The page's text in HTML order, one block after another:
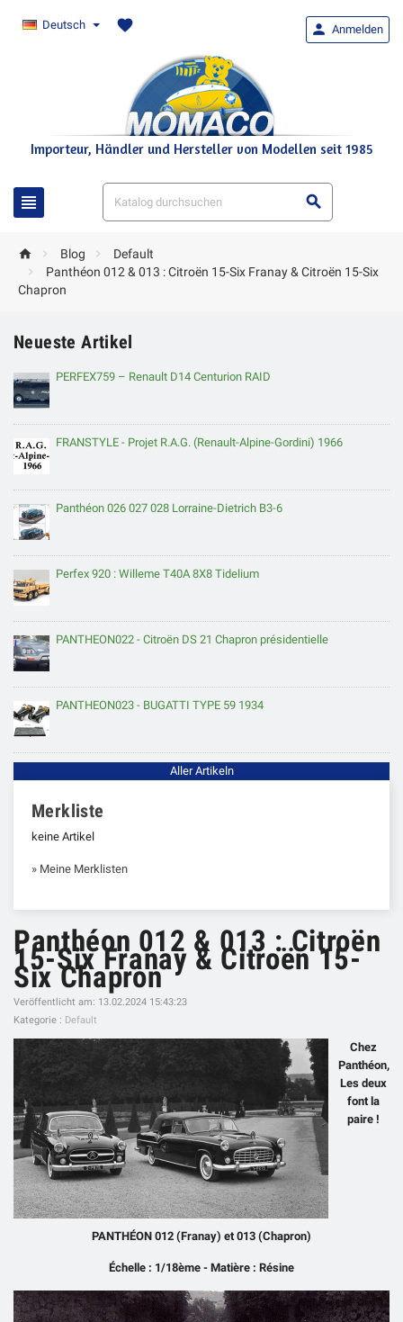
Deutsch favorite
Importeur, Händler und Hersteller von Modellen seit 1985
 
 Anmelden
  Blog 
Default

Panthéon 012 & 013 : Citroën 15-Six Franay & Citroën 15-Six
Chapron
Neueste Artikel
PERFEX759 – Renault D14 Centurion RAID
FRANSTYLE - Projet R.A.G. (Renault-Alpine-Gordini) 1966
Panthéon 026 027 028 Lorraine-Dietrich B3-6
Perfex 920 : Willeme T40A 8X8 Tidelium
PANTHEON022 - Citroën DS 21 Chapron présidentielle
PANTHEON023 - BUGATTI TYPE 59 1934
Aller Artikeln
Merkliste
keine Artikel
» Meine Merklisten
Panthéon 012 & 013 : Citroën
15-Six Franay & Citroën 15-
Six Chapron
Veröffentlicht am: 13.02.2024 15:43:23
Kategorie : Default
Chez
Panthéon,
Les deux
font la
paire !
PANTHÉON 012 (Franay) et 013 (Chapron)
Échelle : 1/18ème - Matière : Résine